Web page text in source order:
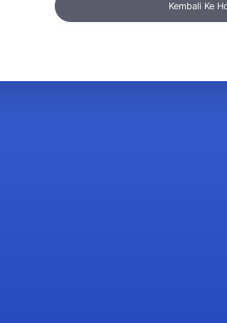
Kembali Ke